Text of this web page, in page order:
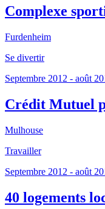
Complexe
Furdenheim
Se divertir
Septembre 2012 - août
Crédit Mutuel
Mulhouse
Travailler
Septembre 2012 - août
40 logements